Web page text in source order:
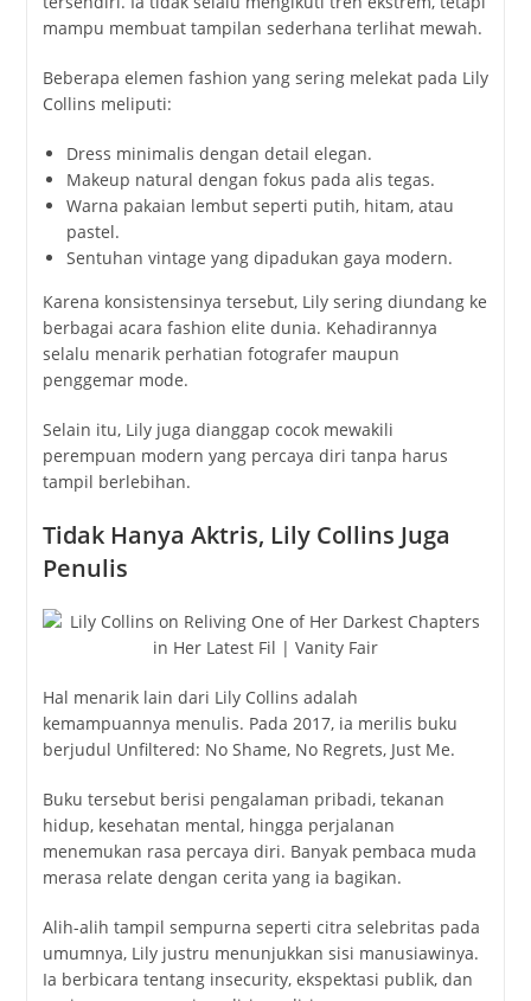
mampu membuat tampilan sederhana terlihat mewah.
Beberapa elemen fashion yang sering melekat pada Lily
Collins meliputi:
Dress minimalis dengan detail elegan.
Makeup natural dengan fokus pada alis tegas.
Warna pakaian lembut seperti putih, hitam, atau
pastel.
Sentuhan vintage yang dipadukan gaya modern.
Karena konsistensinya tersebut, Lily sering diundang ke
berbagai acara fashion elite dunia. Kehadirannya
selalu menarik perhatian fotografer maupun
penggemar mode.
Selain itu, Lily juga dianggap cocok mewakili
perempuan modern yang percaya diri tanpa harus
tampil berlebihan.
Tidak Hanya Aktris, Lily Collins Juga
Penulis
Hal menarik lain dari Lily Collins adalah
kemampuannya menulis. Pada 2017, ia merilis buku
berjudul Unfiltered: No Shame, No Regrets, Just Me.
Buku tersebut berisi pengalaman pribadi, tekanan
hidup, kesehatan mental, hingga perjalanan
menemukan rasa percaya diri. Banyak pembaca muda
merasa relate dengan cerita yang ia bagikan.
Alih-alih tampil sempurna seperti citra selebritas pada
umumnya, Lily justru menunjukkan sisi manusiawinya.
Ia berbicara tentang insecurity, ekspektasi publik, dan